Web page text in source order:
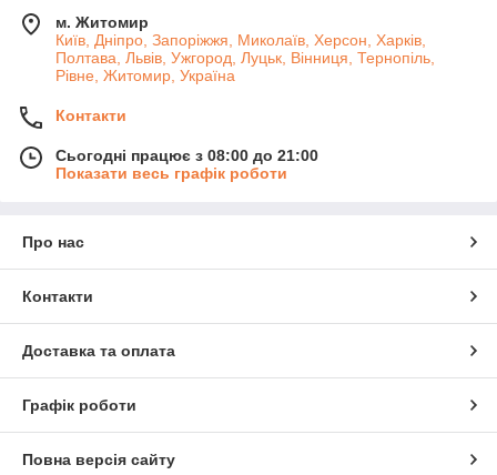
м. Житомир
Київ, Дніпро, Запоріжжя, Миколаїв, Херсон, Харків,
Полтава, Львів, Ужгород, Луцьк, Вінниця, Тернопіль,
Рівне, Житомир, Україна
Контакти
Сьогодні працює з 08:00 до 21:00
Показати весь графік роботи
Про нас
Контакти
Доставка та оплата
Графік роботи
Повна версія сайту